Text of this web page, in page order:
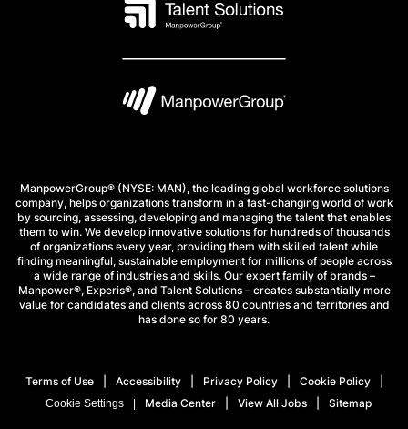
ManpowerGroup® (NYSE: MAN), the leading global workforce solutions
company, helps organizations transform in a fast-changing world of work
by sourcing, assessing, developing and managing the talent that enables
them to win. We develop innovative solutions for hundreds of thousands
of organizations every year, providing them with skilled talent while
finding meaningful, sustainable employment for millions of people across
a wide range of industries and skills. Our expert family of brands –
Manpower®, Experis®, and Talent Solutions – creates substantially more
value for candidates and clients across 80 countries and territories and
has done so for 80 years.
Terms of Use Accessibility Privacy Policy Cookie Policy
Cookie Settings Media Center View All Jobs Sitemap